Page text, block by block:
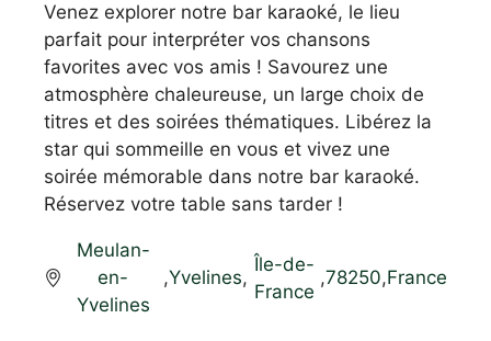
Venez explorer notre bar karaoké, le lieu
parfait pour interpréter vos chansons
favorites avec vos amis ! Savourez une
atmosphère chaleureuse, un large choix de
titres et des soirées thématiques. Libérez la
star qui sommeille en vous et vivez une
soirée mémorable dans notre bar karaoké.
Réservez votre table sans tarder !
Meulan-
en-
Yvelines
,Yvelines,
Île-de-
France
,78250,France